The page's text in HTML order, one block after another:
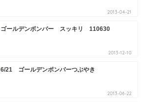
2013-04-21
ゴールデンボンバー スッキリ 110630
2013-12-10
6/21 ゴールデンボンバーつぶやき
2013-06-22